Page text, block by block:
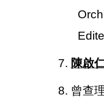
7. 陳啟
8. 曾查